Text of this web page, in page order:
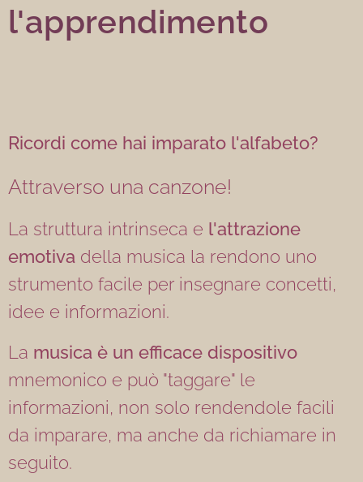
l'apprendimento
Ricordi come hai imparato l'alfabeto?
Attraverso una canzone!
La struttura intrinseca e l'attrazione
emotiva della musica la rendono uno
strumento facile per insegnare concetti,
idee e informazioni.
La musica è un efficace dispositivo
mnemonico e può "taggare" le
informazioni, non solo rendendole facili
da imparare, ma anche da richiamare in
seguito.